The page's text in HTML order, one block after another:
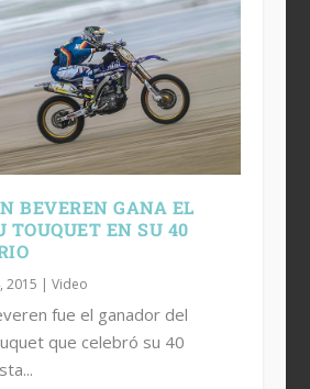
BEVEREN GANA EL
TOUQUET EN SU 40
2015 | Video
fue el ganador del
que celebró su 40